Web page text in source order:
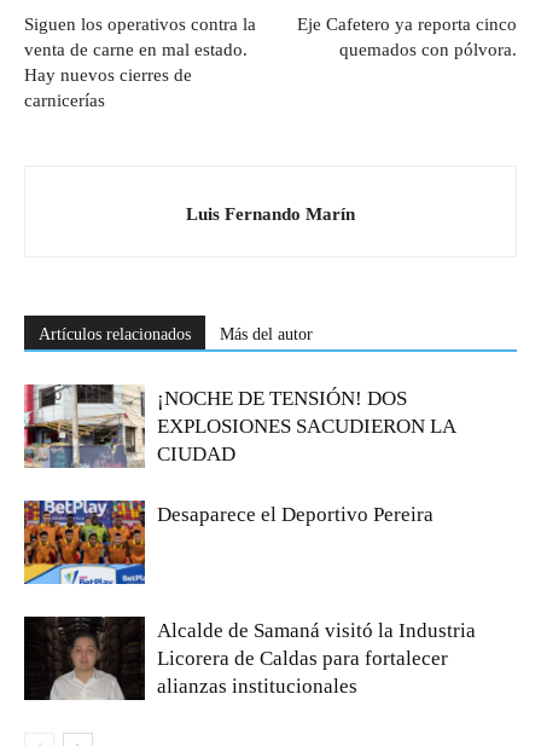
Siguen los operativos contra la
venta de carne en mal estado.
Hay nuevos cierres de
carnicerías
Eje Cafetero ya reporta cinco
quemados con pólvora.
Luis Fernando Marín
Artículos relacionados Más del autor
¡NOCHE DE TENSIÓN! DOS
EXPLOSIONES SACUDIERON LA
CIUDAD
Desaparece el Deportivo Pereira
Alcalde de Samaná visitó la Industria
Licorera de Caldas para fortalecer
alianzas institucionales